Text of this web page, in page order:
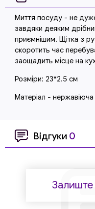
Миття посуду - не
завдяки деяким
приємнішим. Щітка з
скоротить час
заощадить місце на
Розміри: 23*2.5 см
Матеріал - нержавіюча
Відгуки 0
Залиште